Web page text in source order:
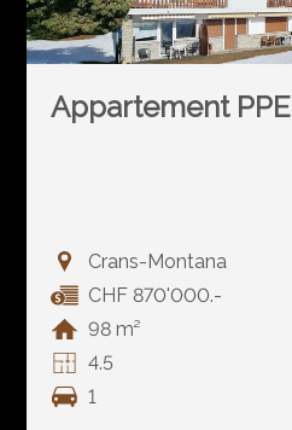
Appartement PPE
Crans-Montana
CHF 870'000.-
98 m²
4.5
1